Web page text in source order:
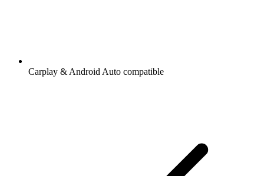
Carplay & Android Auto compatible